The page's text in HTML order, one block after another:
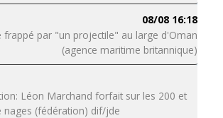
08/08 16:18
frappé par "un projectile" au large d'Oman
(agence maritime britannique)
Léon Marchand forfait sur les 200 et
nages (fédération) dif/jde